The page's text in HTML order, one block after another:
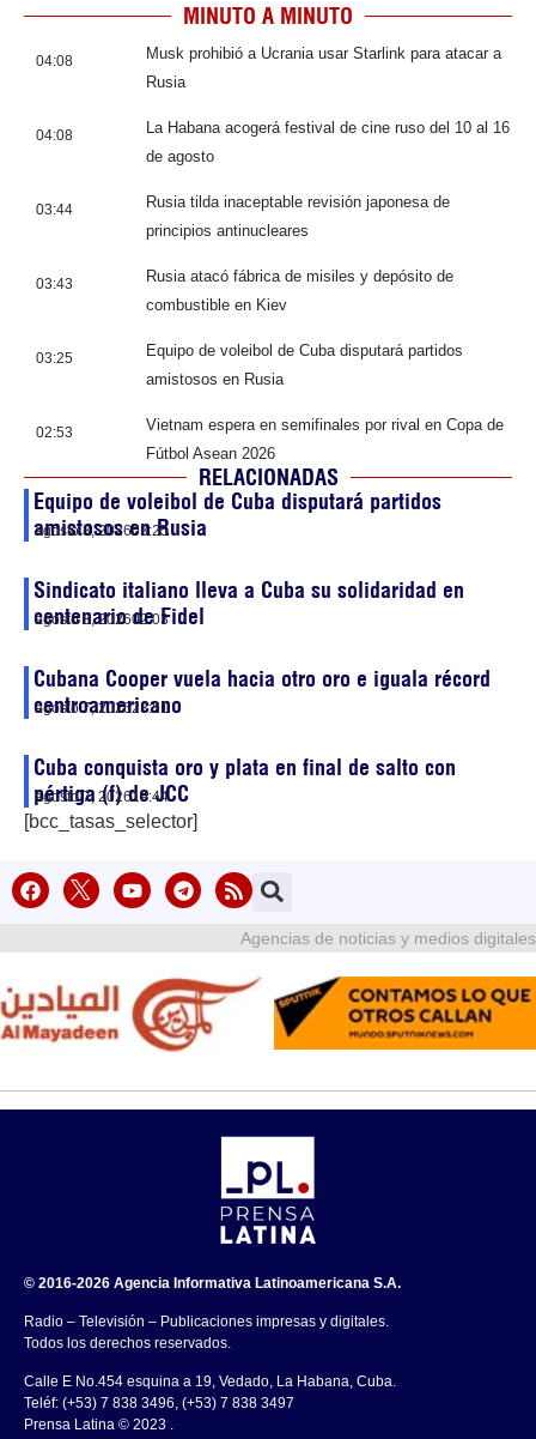
MINUTO A MINUTO
04:08
Musk prohibió a Ucrania usar Starlink para atacar a
Rusia
04:08
La Habana acogerá festival de cine ruso del 10 al 16
de agosto
03:44
Rusia tilda inaceptable revisión japonesa de
principios antinucleares
03:43
Rusia atacó fábrica de misiles y depósito de
combustible en Kiev
03:25
Equipo de voleibol de Cuba disputará partidos
amistosos en Rusia
02:53
Vietnam espera en semifinales por rival en Copa de
Fútbol Asean 2026
RELACIONADAS
Equipo de voleibol de Cuba disputará partidos
amistosos en Rusia
agosto 8, 202603:25
Sindicato italiano lleva a Cuba su solidaridad en
centenario de Fidel
agosto 8, 202602:03
Cubana Cooper vuela hacia otro oro e iguala récord
centroamericano
agosto 7, 202623:51
Cuba conquista oro y plata en final de salto con
pértiga (f) de JCC
agosto 7, 202619:44
[bcc_tasas_selector]
Agencias de noticias y medios digitales
© 2016-2026 Agencia Informativa Latinoamericana S.A.
Radio – Televisión – Publicaciones impresas y digitales.
Todos los derechos reservados.
Calle E No.454 esquina a 19, Vedado, La Habana, Cuba.
Teléf: (+53) 7 838 3496, (+53) 7 838 3497
Prensa Latina © 2023 .